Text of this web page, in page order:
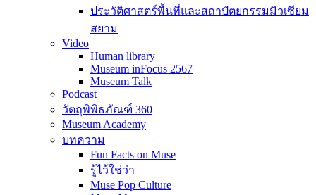
ประวัติศาสตร์พื้นที่และสถาปัตยกรรมมิวเซียม
สยาม
Video
Human library
Museum inFocus 2567
Museum Talk
Podcast
วัตถุพิพิธภัณฑ์ 360
Museum Academy
บทความ
Fun Facts on Muse
รู้ไว้ใช่ว่า
Muse Pop Culture